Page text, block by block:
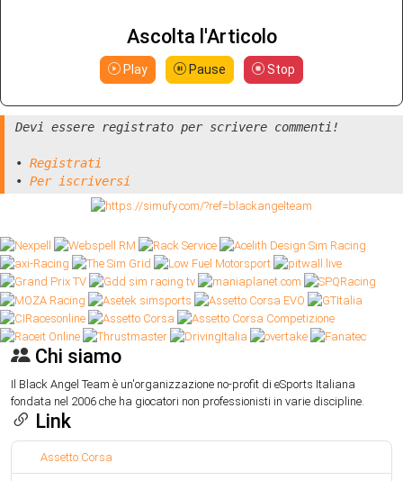
Ascolta l'Articolo
Play Pause Stop
Devi essere registrato per scrivere commenti!
• Registrati
• Per iscriversi
Chi siamo
Il Black Angel Team è un'organizzazione no-profit di eSports Italiana
fondata nel 2006 che ha giocatori non professionisti in varie discipline.
Link
Assetto Corsa